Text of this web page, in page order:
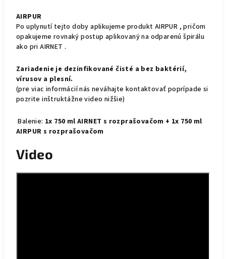
AIRPUR
Po uplynutí tejto doby aplikujeme produkt AIRPUR , pričom
opakujeme rovnaký postup aplikovaný na odparenú špirálu
ako pri AIRNET .
Zariadenie je dezinfikované čisté a bez baktérií,
vírusov a plesní.
(pre viac informácií nás neváhajte kontaktovať poprípade si
pozrite inštruktážne video nižšie)
Balenie: 1x 750 ml AIRNET s rozprašovačom + 1x 750 ml
AIRPUR s rozprašovačom
Video